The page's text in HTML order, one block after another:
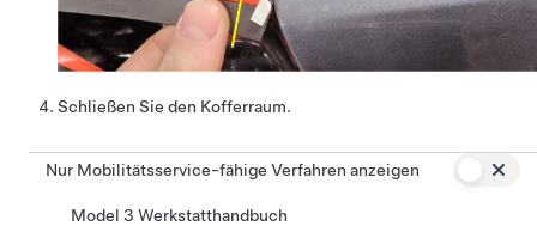
Schließen Sie den Kofferraum.
Nur Mobilitätsservice-fähige Verfahren anzeigen
Model 3 Werkstatthandbuch